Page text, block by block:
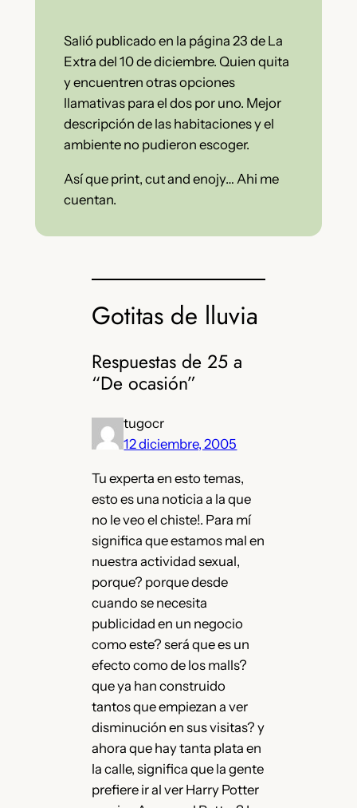
Salió publicado en la página 23 de La
Extra del 10 de diciembre. Quien quita
y encuentren otras opciones
llamativas para el dos por uno. Mejor
descripción de las habitaciones y el
ambiente no pudieron escoger.
Así que print, cut and enojy… Ahi me
cuentan.
Gotitas de lluvia
Respuestas de 25 a
“De ocasión”
tugocr
12 diciembre, 2005
Tu experta en esto temas,
esto es una noticia a la que
no le veo el chiste!. Para mí
significa que estamos mal en
nuestra actividad sexual,
porque? porque desde
cuando se necesita
publicidad en un negocio
como este? será que es un
efecto como de los malls?
que ya han construido
tantos que empiezan a ver
disminución en sus visitas? y
ahora que hay tanta plata en
la calle, significa que la gente
prefiere ir al ver Harry Potter